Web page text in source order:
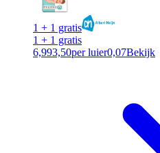
1 + 1 gratis
1 + 1 gratis
6,993,50per luier0,07Bekijk